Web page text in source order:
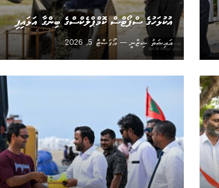
އުކުޅަހުގެ ސްޕޯޓްސް ކޮމްޕްލެކްސްގެ ބިންގާ އަޅައިފި
އައިޝަތު ޝިޒްނީ
އޯގަސްޓް 5, 2026